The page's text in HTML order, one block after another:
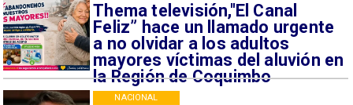
Thema televisión,"El Canal
Feliz” hace un llamado urgente
a no olvidar a los adultos
mayores víctimas del aluvión en
la Región de Coquimbo
NACIONAL